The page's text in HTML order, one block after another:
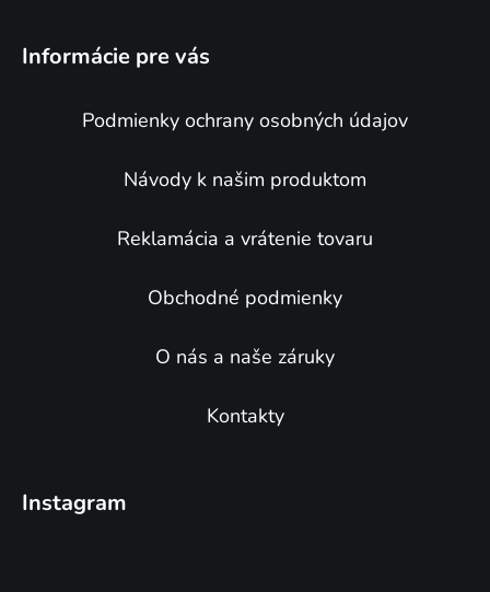
Informácie pre vás
Podmienky ochrany osobných údajov
Návody k našim produktom
Reklamácia a vrátenie tovaru
Obchodné podmienky
O nás a naše záruky
Kontakty
Instagram